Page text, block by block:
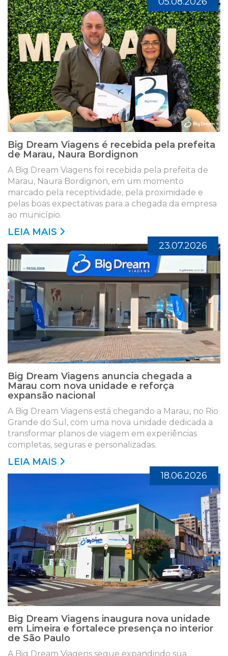
Big Dream Viagens é recebida pela prefeita
de Marau, Naura Bordignon
A Big Dream Viagens foi recebida pela prefeita de
Marau, Naura Bordignon, em um momento
marcado pela receptividade, pela proximidade e
pelas boas expectativas para a chegada da empresa
ao município.
LEIA MAIS
23.07.2026
Big Dream Viagens anuncia chegada a
Marau com nova unidade e reforça
expansão nacional
A Big Dream Viagens está chegando a Marau, no Rio
Grande do Sul, com uma nova unidade dedicada a
transformar planos de viagem em experiências
completas, seguras e personalizadas.
LEIA MAIS
18.06.2026
Big Dream Viagens inaugura nova unidade
em Limeira e fortalece presença no interior
de São Paulo
A Big Dream Viagens segue expandindo sua